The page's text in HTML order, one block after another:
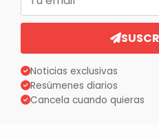
Noticias exclusivas
Resúmenes diarios
Cancela cuando quieras